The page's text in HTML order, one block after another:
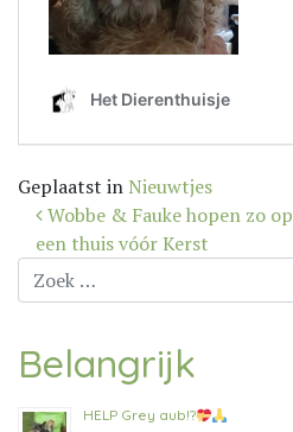
Geplaatst in Nieuwtjes
Bericht
navigatie
Wobbe & Fauke hopen zo op
een thuis vóór Kerst
Zoek
naar:
Belangrijk
HELP Grey aub!?